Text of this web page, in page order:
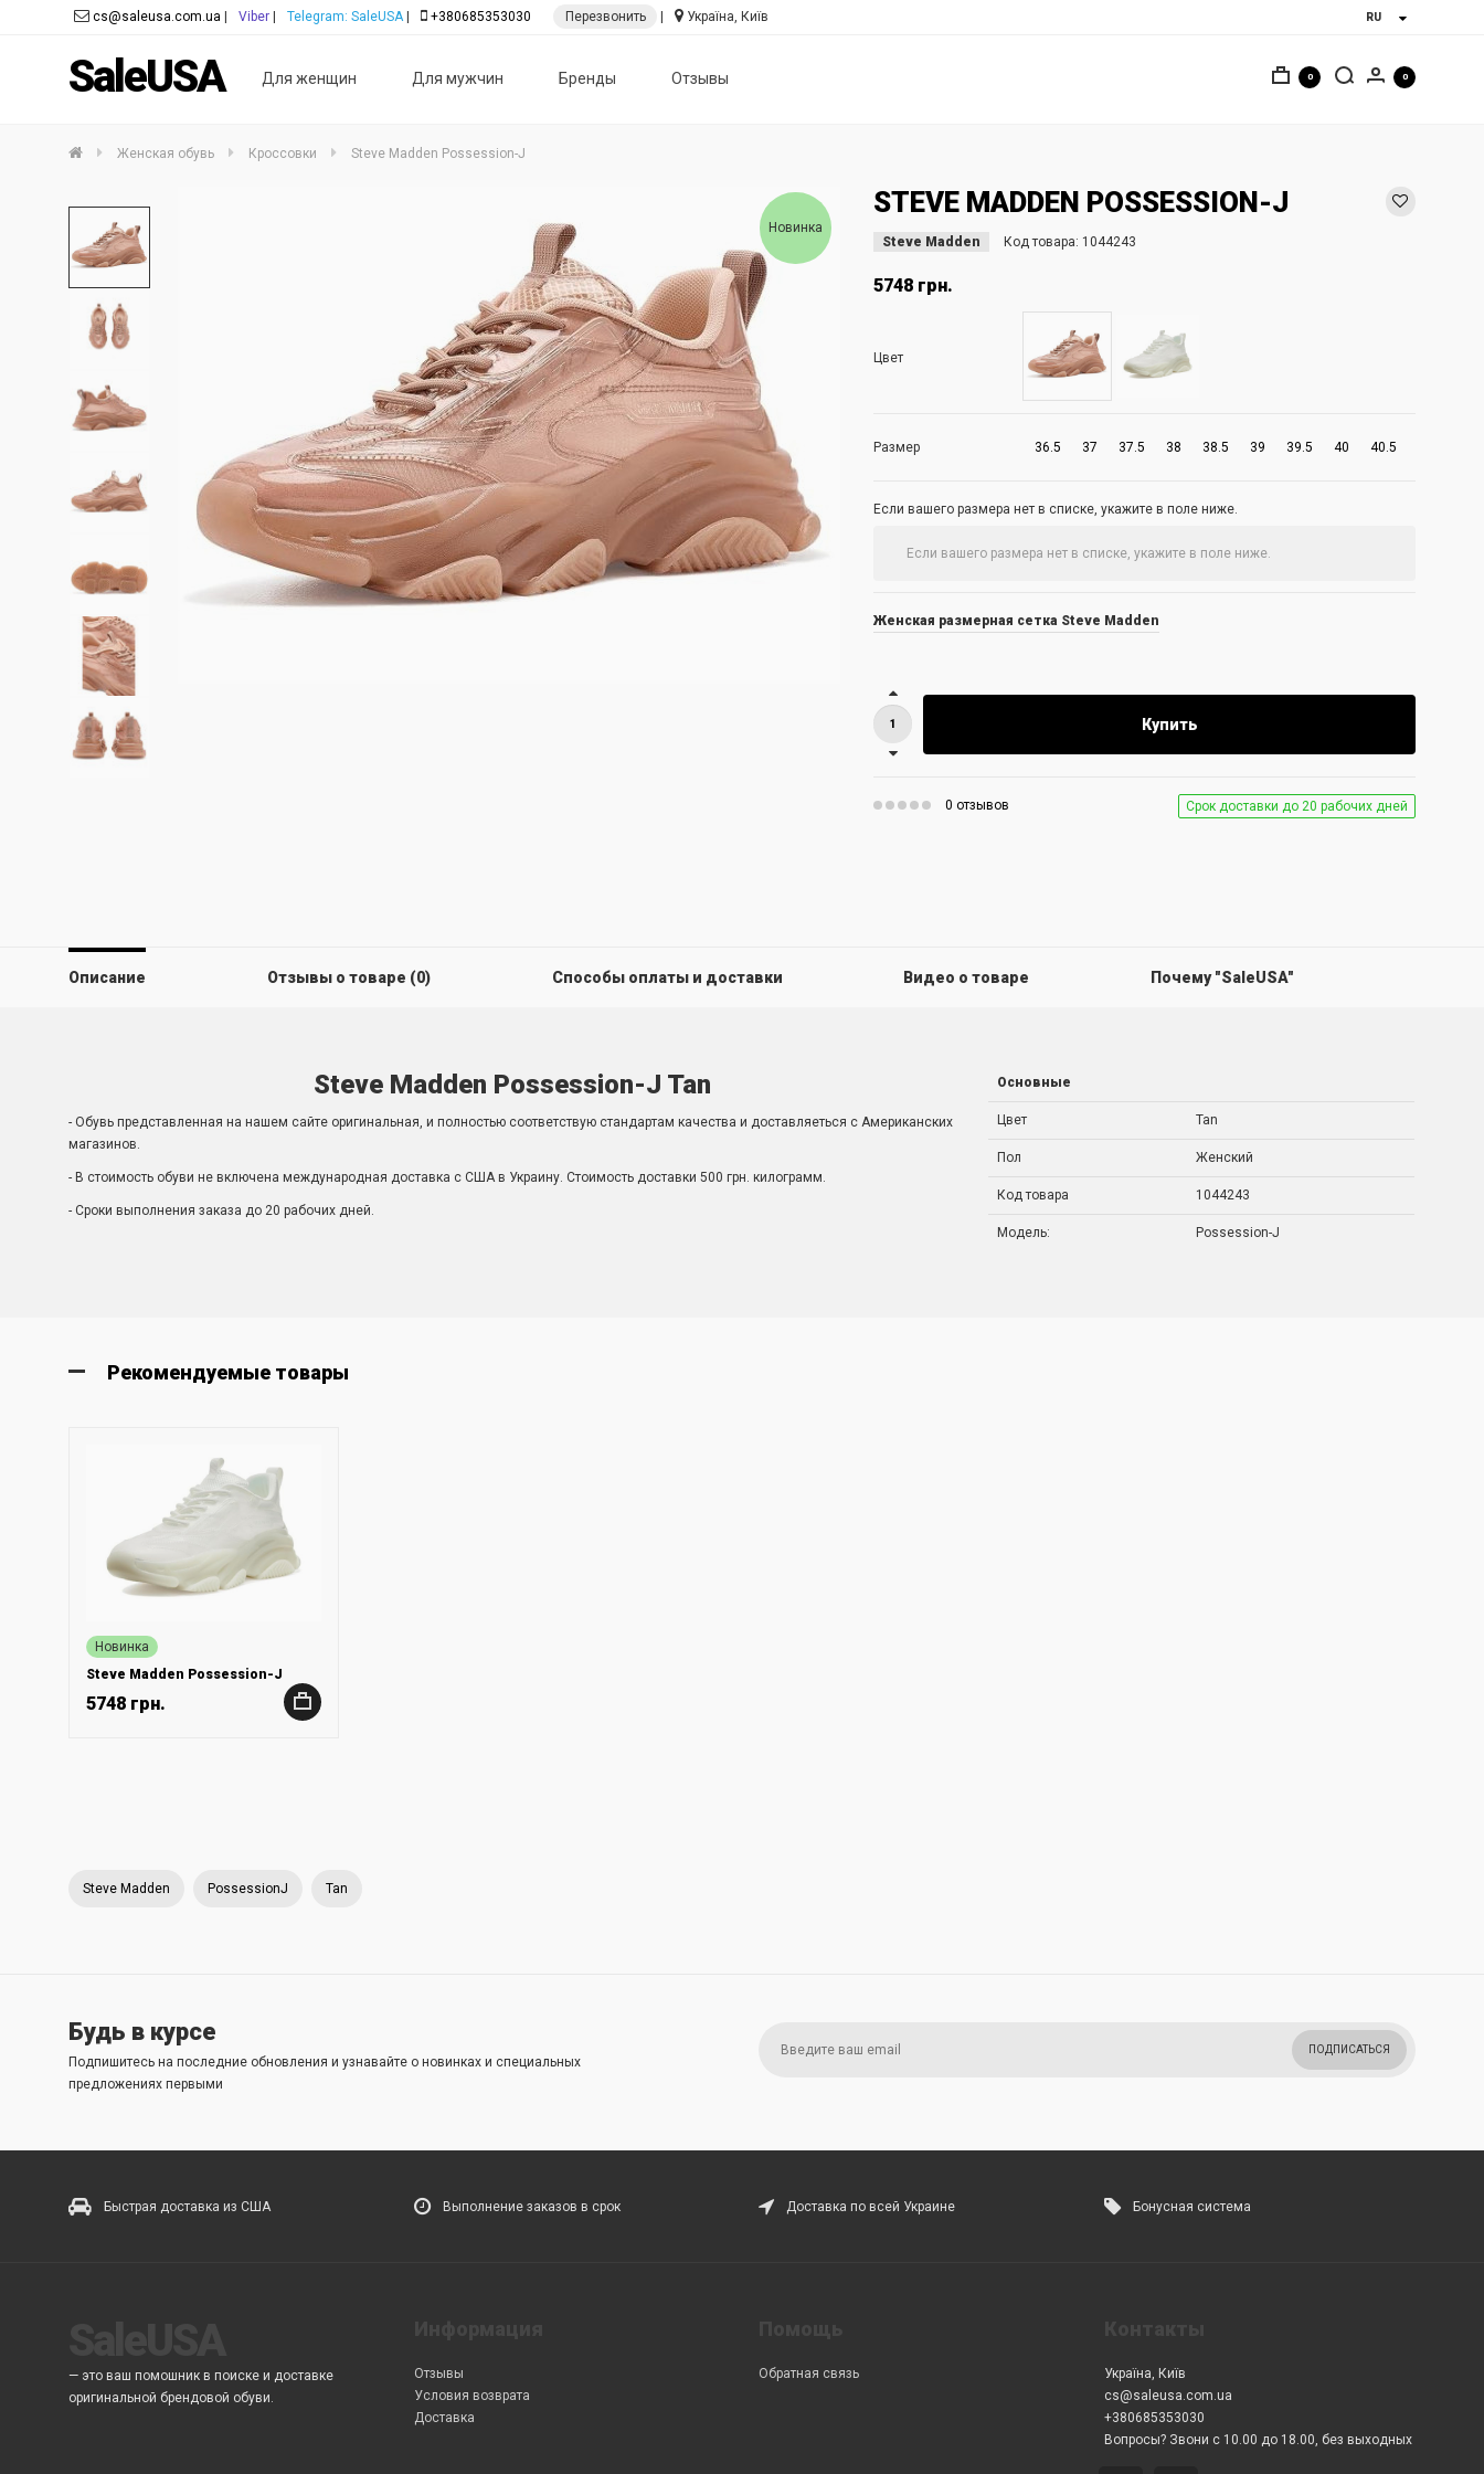
SaleUSA Для женщин Для мужчин Бренды Отзывы
cs@saleusa.com.ua Viber Telegram: SaleUSA| +380685353030 Перезвонить Україна, Київ
0 0
Женская обувь Кроссовки Steve Madden Possession-J
Новинка
STEVE MADDEN POSSESSION-J
Steve Madden Код товара: 1044243
5748 грн.
Цвет
Размер 36.5 37 37.5 38 38.5 39 39.5 40 40.5
Если вашего размера нет в списке, укажите в поле ниже.
Женская размерная сетка Steve Madden
Купить
0 отзывов Срок доставки до 20 рабочих дней
Описание Отзывы о товаре (0) Способы оплаты и доставки Видео о товаре Почему "SaleUSA"
Steve Madden Possession-J Tan
- Обувь представленная на нашем сайте оригинальная, и полностью соответствую стандартам качества и доставляеться с Американских
магазинов.
- В стоимость обуви не включена международная доставка с США в Украину. Стоимость доставки 500 грн. килограмм.
- Сроки выполнения заказа до 20 рабочих дней.
Основные
Цвет Tan
Пол Женский
Код товара 1044243
Модель: Possession-J
Рекомендуемые товары
Новинка
Steve Madden Possession-J
5748 грн. +
Steve Madden PossessionJ Tan
Будь в курсе
Подпишитесь на последние обновления и узнавайте о новинках и специальных
предложениях первыми
ПОДПИСАТЬСЯ
Быстрая доставка из США Выполнение заказов в срок Доставка по всей Украине Бонусная система
— это ваш помошник в поиске и доставке
оригинальной брендовой обуви.
Отзывы
Условия возврата
Доставка
Обратная связь
Україна, Київ
cs@saleusa.com.ua
+380685353030
Вопросы? Звони с 10.00 до 18.00, без выходных